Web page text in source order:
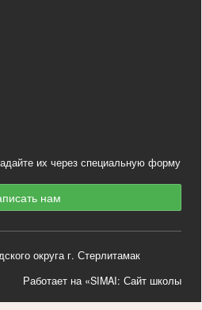
их через специальную форму
нам
округа г. Стерлитамак
Работает на «SIMAI: Сайт школы